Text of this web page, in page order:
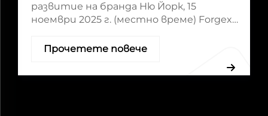
развитие на бранда Ню Йорк, 15
ноември 2025 г. (местно време) Forgex
появяване на екрана на Nasdaq Tower в
Прочетете повече